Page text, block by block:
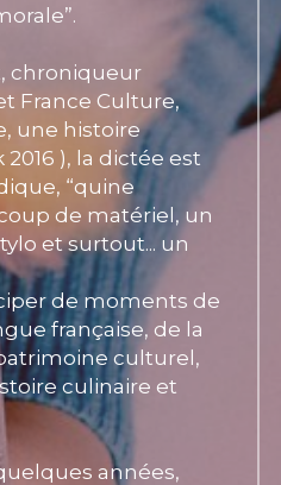
chroniqueur
France Culture,
une histoire
2016 ), la dictée est
“quine
de matériel, un
et surtout... un
de moments de
française, de la
culturel,
culinaire et
années,